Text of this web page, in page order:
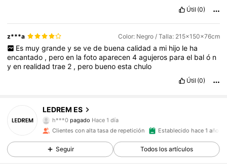
Útil (0)
z***a Color: Negro / Talla: 215x150x76cm
Es muy grande y se ve de buena calidad a mi hijo le ha
encantado , peroen lafotoaparecen4agujeros parael baló n
yen realidadtrae 2 , pero buenoestachulo
Útil (0)
LEDREM ES
4,89
1.2K Seguidores
h***0 pagado Hace 1 día
4,89 1.2K Seguidores
Clientes con alta tasa de repetición Establecido hace 1 año
Seguir Todos los artículos